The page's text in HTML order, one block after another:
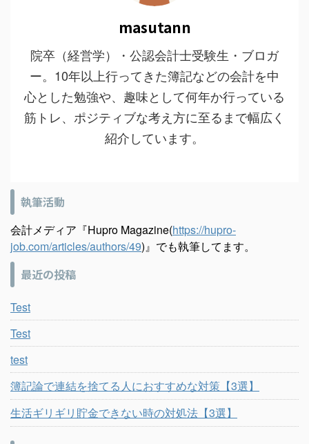
masutann
院卒（経営学）・公認会計士受験生・ブロガ
ー。10年以上行ってきた簿記などの会計を中
心とした勉強や、趣味として何年か行っている
筋トレ、ポジティブな考え方に至るまで幅広く
紹介しています。
執筆活動
会計メディア『Hupro Magazine(https://hupro-
job.com/articles/authors/49)』でも執筆してます。
最近の投稿
Test
Test
test
簿記論で連結を捨てる人におすすめな対策【3選】
生活ギリギリ貯金できない時の対処法【3選】